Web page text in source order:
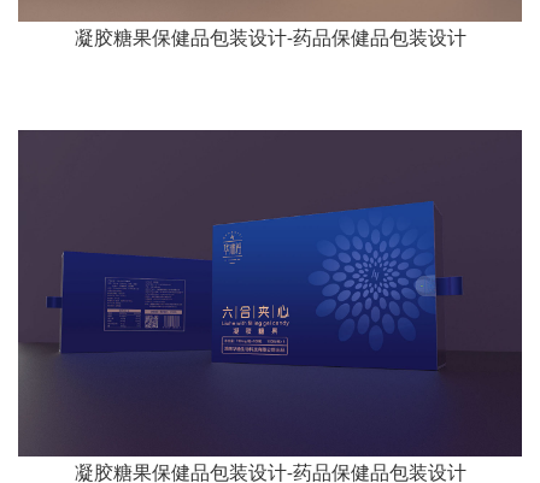
凝胶糖果保健品包装设计-药品保健品包装设计
凝胶糖果保健品包装设计-药品保健品包装设计